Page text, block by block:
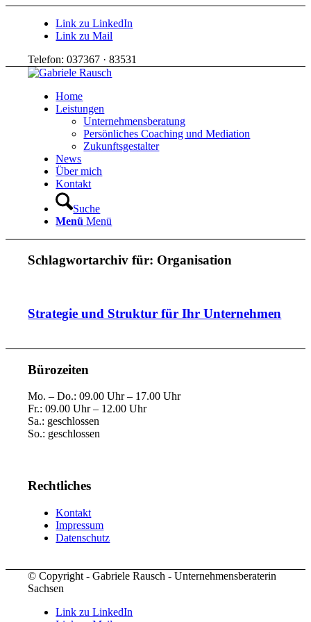
Link zu LinkedIn
Link zu Mail
Telefon: 037367 · 83531
Home
Leistungen
Unternehmensberatung
Persönliches Coaching und Mediation
Zukunftsgestalter
News
Über mich
Kontakt
Suche
Menü Menü
Schlagwortarchiv für: Organisation
Strategie und Struktur für Ihr Unternehmen
Bürozeiten
Mo. – Do.: 09.00 Uhr – 17.00 Uhr
Fr.: 09.00 Uhr – 12.00 Uhr
Sa.: geschlossen
So.: geschlossen
Rechtliches
Kontakt
Impressum
Datenschutz
© Copyright - Gabriele Rausch - Unternehmensberaterin
Sachsen
Link zu LinkedIn